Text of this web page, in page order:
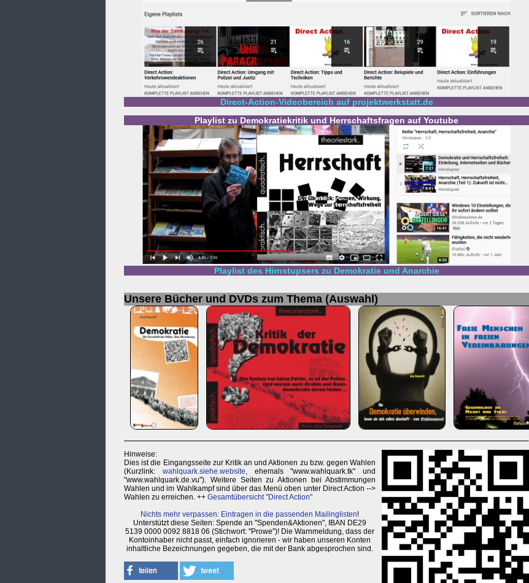
Direct-Action-Videobereich auf projektwerkstatt.de
Playlist zu Demokratiekritik und Herrschaftsfragen auf Youtube
Playlist des Hirnstupsers zu Demokratie und Anarchie
Unsere Bücher und DVDs zum Thema (Auswahl)
Hinweise:
Dies ist die Eingangsseite zur Kritik an und Aktionen zu bzw. gegen Wahlen
(Kurzlink: wahlquark.siehe.website, ehemals "www.wahlquark.tk" und
"www.wahlquark.de.vu"). Weitere Seiten zu Aktionen bei Abstimmungen
Wahlen und im Wahlkampf sind über das Menü oben unter Direct Action -->
Wahlen zu erreichen. ++ Gesamtübersicht "Direct Action"
Nichts mehr verpassen: Eintragen in die passenden Mailinglisten!
Unterstützt diese Seiten: Spende an "Spenden&Aktionen", IBAN DE29
5139 0000 0092 8818 06 (Stichwort: "Prowe")! Die Warnmeldung, dass der
Kontoinhaber nicht passt, einfach ignorieren - wir haben unseren Konten
inhaltliche Bezeichnungen gegeben, die mit der Bank abgesprochen sind.